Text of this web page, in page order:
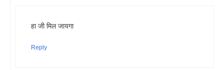
हा जी मिल जायगा
Reply